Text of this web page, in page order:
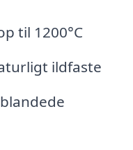
til 1200°C
ildfaste